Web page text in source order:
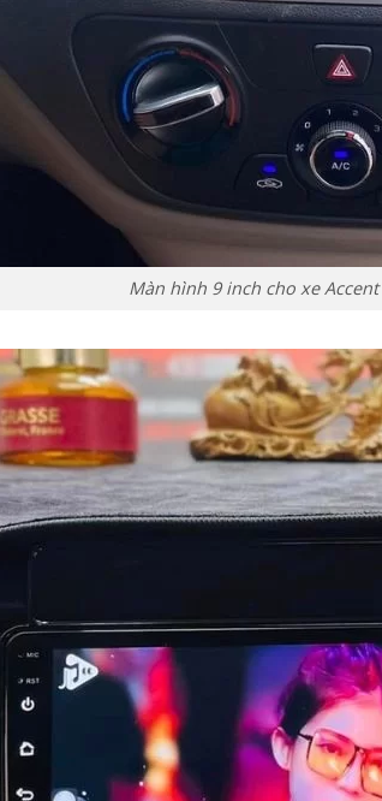
Màn hình 9 inch cho xe Accent